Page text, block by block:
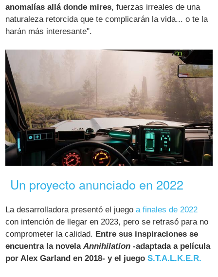
anomalías allá donde mires, fuerzas irreales de una
naturaleza retorcida que te complicarán la vida... o te la
harán más interesante".
Un proyecto anunciado en 2022
La desarrolladora presentó el juegoa finales de 2022
con intención de llegar en 2023, pero se retrasó para no
comprometer la calidad. Entre sus inspiraciones se
encuentra la novelaAnnihilation -adaptada a película
por Alex Garland en 2018- y el juegoS.T.A.L.K.E.R.